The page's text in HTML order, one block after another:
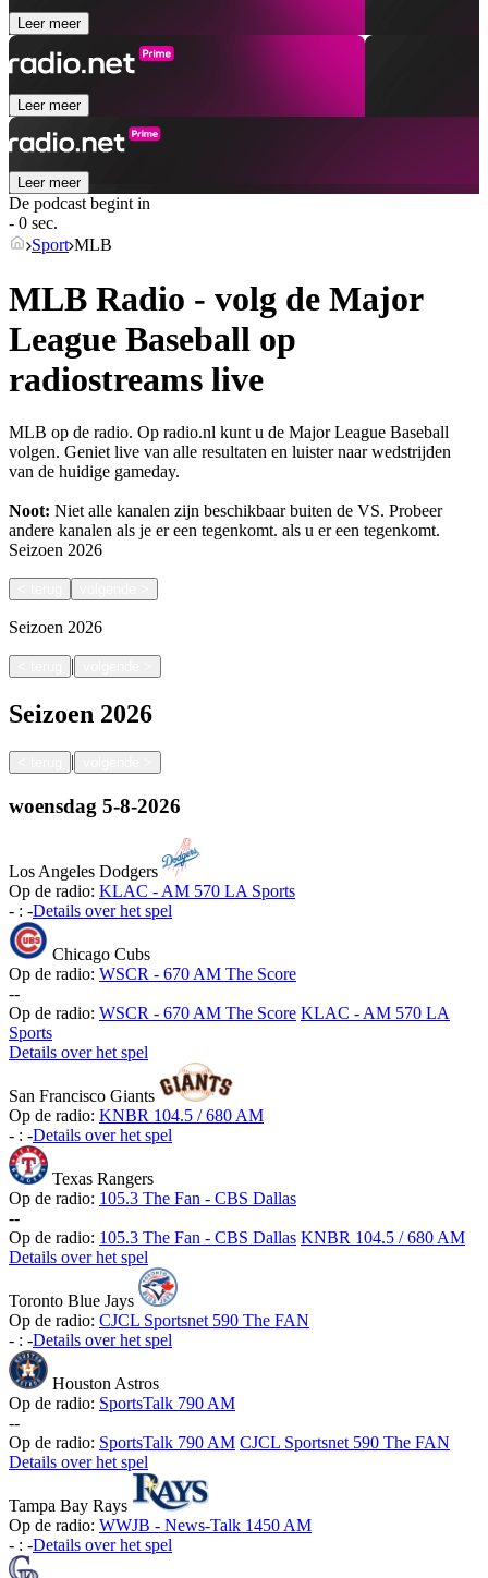
Leer meer
Leer meer
Leer meer
De podcast begint in
- 0 sec.
Sport MLB
MLB Radio - volg de Major
League Baseball op
radiostreams live
MLB op de radio. Op radio.nl kunt u de Major League Baseball
volgen. Geniet live van alle resultaten en luister naar wedstrijden
van de huidige gameday.
Noot: Niet alle kanalen zijn beschikbaar buiten de VS. Probeer
andere kanalen als je er een tegenkomt. als u er een tegenkomt.
Seizoen 2026
Seizoen 2026
|
Seizoen 2026
|
woensdag 5-8-2026
Los Angeles Dodgers
Op de radio: KLAC - AM 570 LA Sports
- : -Details over het spel
Chicago Cubs
Op de radio: WSCR - 670 AM The Score
--
Op de radio: WSCR - 670 AM The Score KLAC - AM 570 LA
Sports
Details over het spel
San Francisco Giants
Op de radio: KNBR 104.5 / 680 AM
- : -Details over het spel
Texas Rangers
Op de radio: 105.3 The Fan - CBS Dallas
--
Op de radio: 105.3 The Fan - CBS Dallas KNBR 104.5 / 680 AM
Details over het spel
Toronto Blue Jays
Op de radio: CJCL Sportsnet 590 The FAN
- : -Details over het spel
Houston Astros
Op de radio: SportsTalk 790 AM
--
Op de radio: SportsTalk 790 AM CJCL Sportsnet 590 The FAN
Details over het spel
Tampa Bay Rays
Op de radio: WWJB - News-Talk 1450 AM
- : -Details over het spel